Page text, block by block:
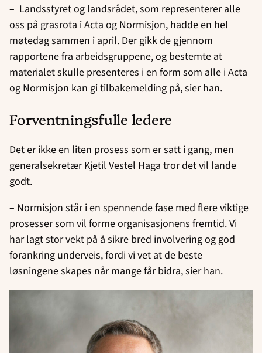
– Landsstyret og landsrådet, som representerer alle
oss på grasrota i Acta og Normisjon, hadde en hel
møtedag sammen i april. Der gikk de gjennom
rapportene fra arbeidsgruppene, og bestemte at
materialet skulle presenteres i en form som alle i Acta
og Normisjon kan gi tilbakemelding på, sier han.
Forventningsfulle ledere
Det er ikke en liten prosess som er satt i gang, men
generalsekretær Kjetil Vestel Haga tror det vil lande
godt.
– Normisjon står i en spennende fase med flere viktige
prosesser som vil forme organisasjonens fremtid. Vi
har lagt stor vekt på å sikre bred involvering og god
forankring underveis, fordi vi vet at de beste
løsningene skapes når mange får bidra, sier han.